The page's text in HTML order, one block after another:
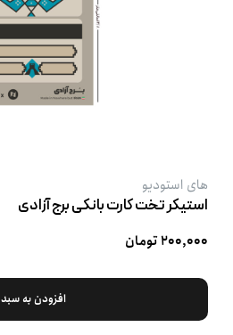
های استودیو
استیکر تخت کارت بانکی برج آزادی
۲۰۰,۰۰۰ تومان
افزودن به سبد